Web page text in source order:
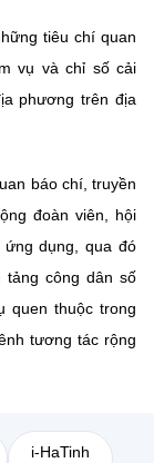
tiêu chí quan
vụ và chỉ số cải
phương trên địa
báo chí, truyền
đoàn viên, hội
dụng, qua đó
tảng công dân số
quen thuộc trong
tương tác rộng
i-HaTinh